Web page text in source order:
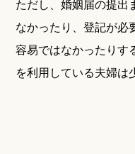
ただし、婚姻届の提出
なかったり、登記が必
容易ではなかったりす
を利用している夫婦は